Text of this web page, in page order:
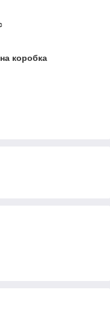
коробка